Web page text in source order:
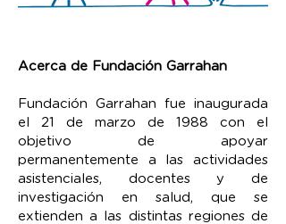
Acerca de Fundación Garrahan
Fundación Garrahan fue inaugurada
el 21 de marzo de 1988 con el
objetivo de apoyar
permanentemente a las actividades
asistenciales, docentes y de
investigación en salud, que se
extienden a las distintas regiones de